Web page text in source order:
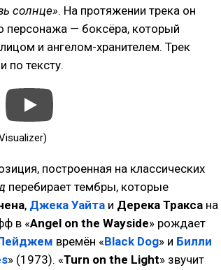
солнце». На протяжении трека он
персонажа — боксёра, который
и ангелом-хранителем. Трек
по тексту.
построенная на классических
перебирает тембры, которые
, Джека Уайта и Дерека Тракса на
в «Angel on the Wayside» рождает
времён «Black Dog» и Билли
» (1973). «Turn on the Light» звучит